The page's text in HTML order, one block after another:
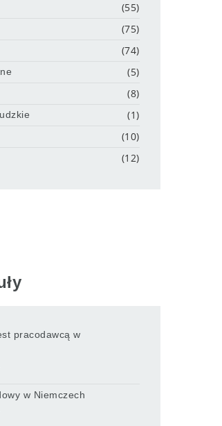
(55)
(75)
(74)
(5)
(8)
(1)
(10)
(12)
pracodawcą w
w Niemczech